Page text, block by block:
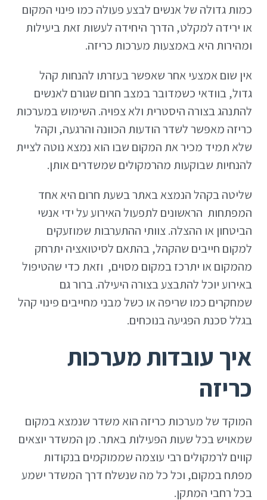
כמות גדולה של אנשים לבצע פעולה כמו פינוי המקום
או ירידה למקלט, הדרך היחידה לעשות זאת ביעילות
ומהירות היא באמצעות מערכות כריזה.
אין שום אמצעי אחר שאפשר בעזרתו להנחות קהל
גדול, בוודאי כשמדובר במצב חרום שגורם לאנשים
להתנהג בצורה היסטרית ולא צפויה. השימוש במערכות
כריזה מאפשר לשדר הודעות הכוונה והרגעה, וקהל
שלא תמיד מכיר את המקום שבו הוא נמצא נוטה לציית
להנחיות שבוקעות מהרמקולים שמשדרים אותן.
שליטה בקהל הנמצא באתר בשעת חרום היא אחד
המפתחות הראשונים לתפעול האירוע על ידי אנשי
הביטחון או ההצלה. צוותי ההתערבות שמוזעקים
למקום חייבים שהקהל, בהתאם לסיטואציה יתרחק
מהמקום או יתרכז במקום מסוים, וזאת כדי שהטיפול
באירוע יוכל להתבצע בצורה היעילה. ברור גם
שמחקרים כמו שריפה או כשל מבני מחייבים פינוי קהל
בגלל סכנת הפגיעה בנוכחים.
איך עובדות מערכות
כריזה
המוקד של מערכות כריזה הוא משדר שנמצא במקום
שמאויש בכל שעות הפעילות באתר. מן המשדר יוצאים
קווים לרמקולים רבי עוצמה שממוקמים בנקודות
מפתח במקום, וכל כל מה שנשלח דרך המשדר ישמע
בכל רחבי המתקן.